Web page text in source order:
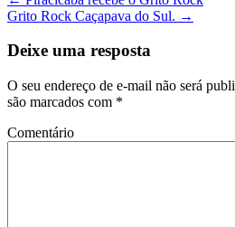
Grito Rock Caçapava do Sul. →
Deixe uma resposta
O seu endereço de e-mail não será
são marcados com *
Comentário